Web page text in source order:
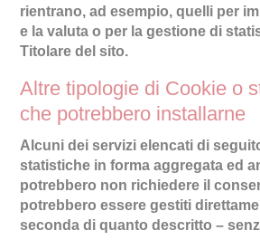
rientrano, ad esempio, quelli per
e la valuta o per la gestione di
Titolare del sito.
Altre tipologie di Cookie o
che potrebbero installarne
Alcuni dei servizi elencati di
statistiche in forma aggregata ed
potrebbero non richiedere il
potrebbero essere gestiti
seconda di quanto descritto –